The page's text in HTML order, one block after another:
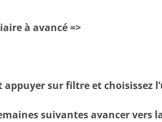
à avancé =>
sur filtre et choisissez
suivantes avancer vers